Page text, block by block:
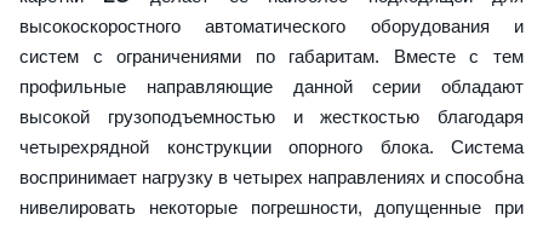
высокоскоростного автоматического оборудования и
систем с ограничениями по габаритам. Вместе с тем
профильные направляющие данной серии обладают
высокой грузоподъемностью и жесткостью благодаря
четырехрядной конструкции опорного блока. Система
воспринимает нагрузку в четырех направлениях и способна
нивелировать некоторые погрешности, допущенные при